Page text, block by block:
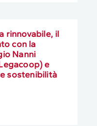
rinnovabile, il
con la
Nanni
e
sostenibilità